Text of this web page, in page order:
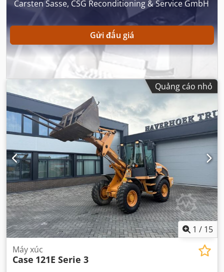
Carsten Sasse, CSG Reconditioning & Service GmbH
Gửi đấu giá
Quảng cáo nhỏ
1 / 15
Máy xúc
Case 121E Serie 3